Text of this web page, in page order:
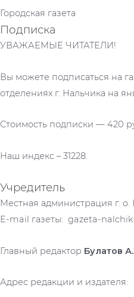
Городская газета
Подписка
УВАЖАЕМЫЕ ЧИТАТЕЛИ!
Вы можете подписаться на
отделениях г. Нальчика на
Стоимость подписки — 420
Наш индекс – 31228.
Учредитель
Местная администрация г. о.
E-mail газеты: gazeta-
Главный редактор Булатов
Адрес редакции и издателя: